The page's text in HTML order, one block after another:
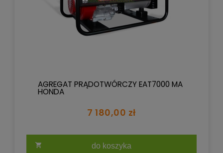
AGREGAT PRĄDOTWÓRCZY EAT7000 MA
HONDA
7 180,00 zł
do koszyka